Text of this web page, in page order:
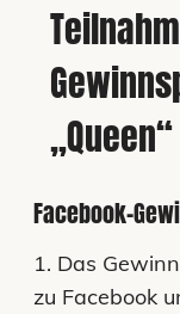
„Queen“
Facebook-
1. Das
zu Facebook